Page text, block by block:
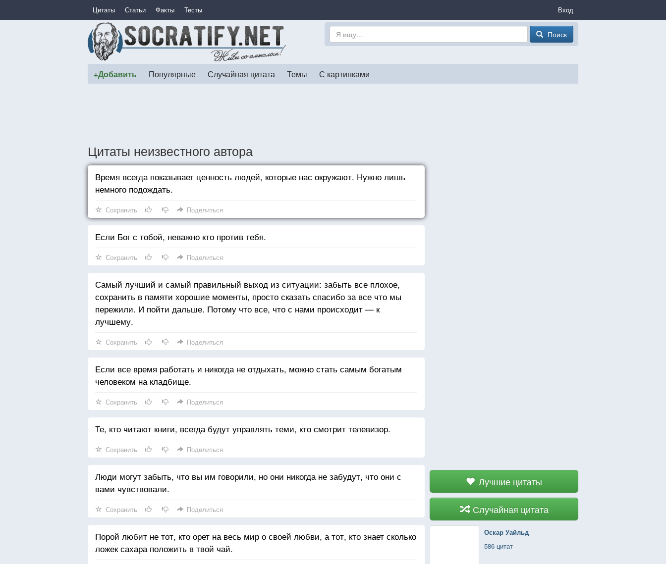
Цитаты Статьи Факты Тесты Вход
Поиск
+Добавить Популярные Случайная цитата Темы С картинками
Цитаты неизвестного автора
Лучшие цитаты
Случайная цитата
Оскар Уайльд
586 цитат
Время всегда показывает ценность людей, которые нас окружают. Нужно лишь
немного подождать.
Сохранить Поделиться
Если Бог с тобой, неважно кто против тебя.
Сохранить Поделиться
Самый лучший и самый правильный выход из ситуации: забыть все плохое,
сохранить в памяти хорошие моменты, просто сказать спасибо за все что мы
пережили. И пойти дальше. Потому что все, что с нами происходит — к
лучшему.
Сохранить Поделиться
Если все время работать и никогда не отдыхать, можно стать самым богатым
человеком на кладбище.
Сохранить Поделиться
Те, кто читают книги, всегда будут управлять теми, кто смотрит телевизор.
Сохранить Поделиться
Люди могут забыть, что вы им говорили, но они никогда не забудут, что они с
вами чувствовали.
Сохранить Поделиться
Порой любит не тот, кто орет на весь мир о своей любви, а тот, кто знает сколько
ложек сахара положить в твой чай.